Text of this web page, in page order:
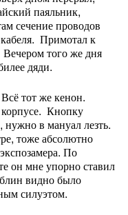
паяльник,
сечение проводов
Примотал к
Вечером того же дня
дяди.
тот же кенон.
корпусе. Кнопку
в мануал лезть.
тоже абсолютно
По
он мне упорно ставил
видно было
силуэтом.